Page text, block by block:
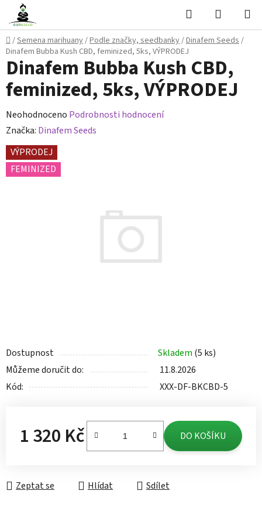
Přejít
obsah
Hledat
KOŠÍK
Domů
/Semena marihuany/Podle značky, seedbanky/Dinafem Seeds/
Dinafem Bubba Kush CBD, feminized, 5ks, VÝPRODEJ
Dostupnost Skladem (5 ks)
Můžeme doručit do:
11.8.2026
Kód:
XXX-DF-BKCBD-5
1 320 Kč DO KOŠÍKU
Zeptat se Hlídat Sdílet
Dinafem Bubba Kush CBD,
feminized, 5ks, VÝPRODEJ
Průměrné
hodnocení
produktu
je
0,0
Neohodnoceno Podrobnosti hodnocení
Značka: Dinafem Seeds
VÝPRODEJ
FEMINIZED